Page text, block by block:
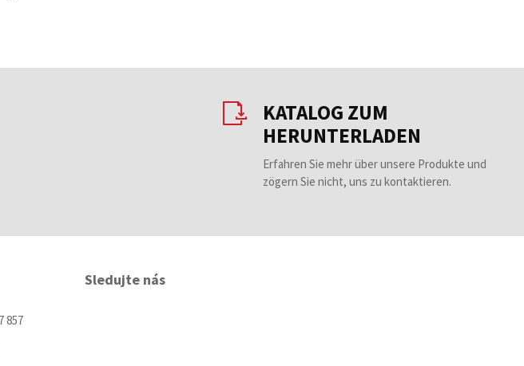
KATALOG ZUM
HERUNTERLADEN
Erfahren Sie mehr über unsere Produkte und
zögern Sie nicht, uns zu kontaktieren.
857
Sledujte nás